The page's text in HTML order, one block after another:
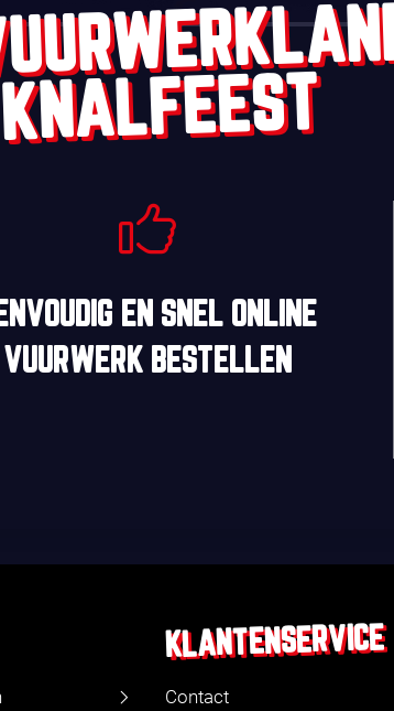
EN SNELONLINE
VUURWERK BESTELLEN
KLANTENSERVICE
Contact